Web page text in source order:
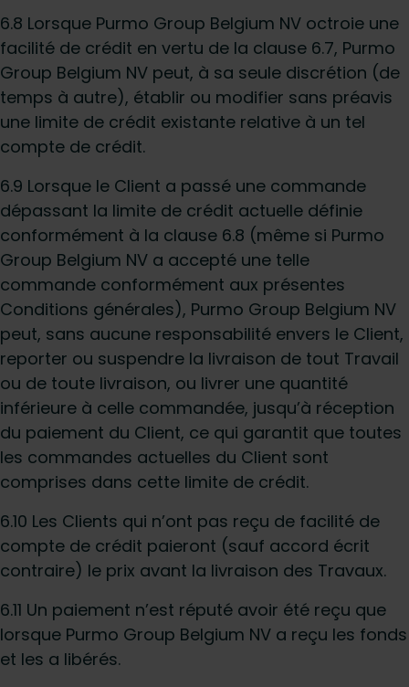
6.8 Lorsque Purmo Group Belgium NV octroie une
facilité de crédit en vertu de la clause 6.7, Purmo
Group Belgium NV peut, à sa seule discrétion (de
temps à autre), établir ou modifier sans préavis
une limite de crédit existante relative à un tel
compte de crédit.
6.9 Lorsque le Client a passé une commande
dépassant la limite de crédit actuelle définie
conformément à la clause 6.8 (même si Purmo
Group Belgium NV a accepté une telle
commande conformément aux présentes
Conditions générales), Purmo Group Belgium NV
peut, sans aucune responsabilité envers le Client,
reporter ou suspendre la livraison de tout Travail
ou de toute livraison, ou livrer une quantité
inférieure à celle commandée, jusqu’à réception
du paiement du Client, ce qui garantit que toutes
les commandes actuelles du Client sont
comprises dans cette limite de crédit.
6.10 Les Clients qui n’ont pas reçu de facilité de
compte de crédit paieront (sauf accord écrit
contraire) le prix avant la livraison des Travaux.
6.11 Un paiement n’est réputé avoir été reçu que
lorsque Purmo Group Belgium NV a reçu les fonds
et les a libérés.